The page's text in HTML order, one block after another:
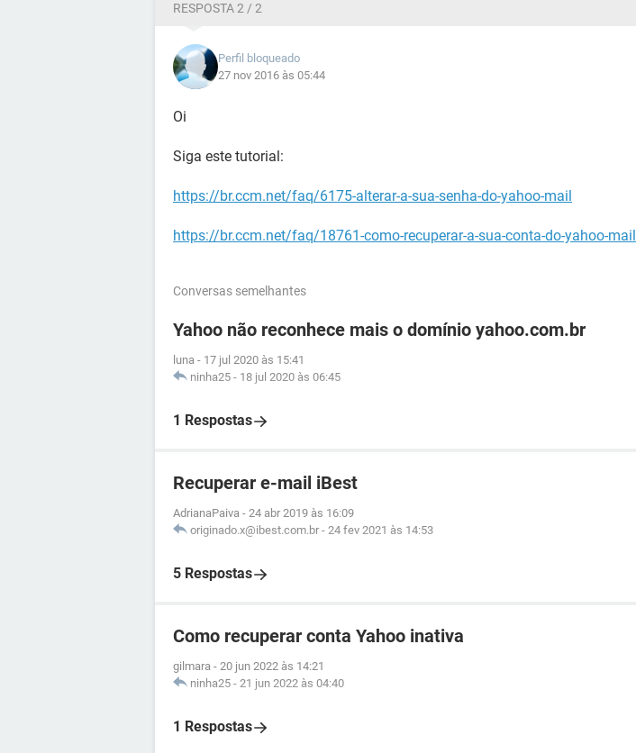
RESPOSTA 2 / 2
Perfil bloqueado
27 nov 2016 às 05:44
Oi
Siga este tutorial:
https://br.ccm.net/faq/6175-alterar-a-sua-senha-do-yahoo-mail
https://br.ccm.net/faq/18761-como-recuperar-a-sua-conta-do-yahoo-mail
Conversas semelhantes
Yahoo não reconhece mais o domínio yahoo.com.br
luna - 17 jul 2020 às 15:41
ninha25 - 18 jul 2020 às 06:45
1 Respostas
Recuperar e-mail iBest
AdrianaPaiva - 24 abr 2019 às 16:09
originado.x@ibest.com.br - 24 fev 2021 às 14:53
5 Respostas
Como recuperar conta Yahoo inativa
gilmara - 20 jun 2022 às 14:21
ninha25 - 21 jun 2022 às 04:40
1 Respostas